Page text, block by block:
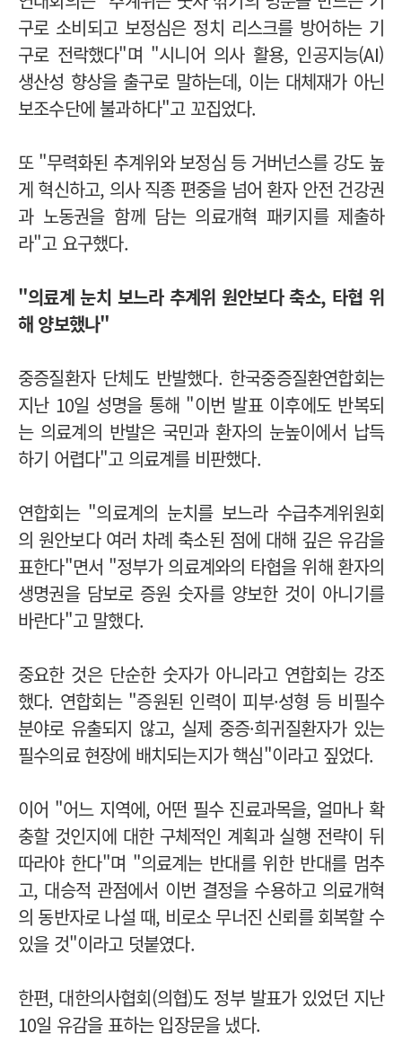
구로 소비되고 보정심은 정치 리스크를 방어하는 기
구로 전락했다"며 "시니어 의사 활용, 인공지능(AI)
생산성 향상을 출구로 말하는데, 이는 대체재가 아닌
보조수단에 불과하다"고 꼬집었다.
또 "무력화된 추계위와 보정심 등 거버넌스를 강도 높
게 혁신하고, 의사 직종 편중을 넘어 환자 안전 건강권
과 노동권을 함께 담는 의료개혁 패키지를 제출하
라"고 요구했다.
"의료계 눈치 보느라 추계위 원안보다 축소, 타협 위
해 양보했나"
중증질환자 단체도 반발했다. 한국중증질환연합회는
지난 10일 성명을 통해 "이번 발표 이후에도 반복되
는 의료계의 반발은 국민과 환자의 눈높이에서 납득
하기 어렵다"고 의료계를 비판했다.
연합회는 "의료계의 눈치를 보느라 수급추계위원회
의 원안보다 여러 차례 축소된 점에 대해 깊은 유감을
표한다"면서 "정부가 의료계와의 타협을 위해 환자의
생명권을 담보로 증원 숫자를 양보한 것이 아니기를
바란다"고 말했다.
중요한 것은 단순한 숫자가 아니라고 연합회는 강조
했다. 연합회는 "증원된 인력이 피부·성형 등 비필수
분야로 유출되지 않고, 실제 중증·희귀질환자가 있는
필수의료 현장에 배치되는지가 핵심"이라고 짚었다.
이어 "어느 지역에, 어떤 필수 진료과목을, 얼마나 확
충할 것인지에 대한 구체적인 계획과 실행 전략이 뒤
따라야 한다"며 "의료계는 반대를 위한 반대를 멈추
고, 대승적 관점에서 이번 결정을 수용하고 의료개혁
의 동반자로 나설 때, 비로소 무너진 신뢰를 회복할 수
있을 것"이라고 덧붙였다.
한편, 대한의사협회(의협)도 정부 발표가 있었던 지난
10일 유감을 표하는 입장문을 냈다.